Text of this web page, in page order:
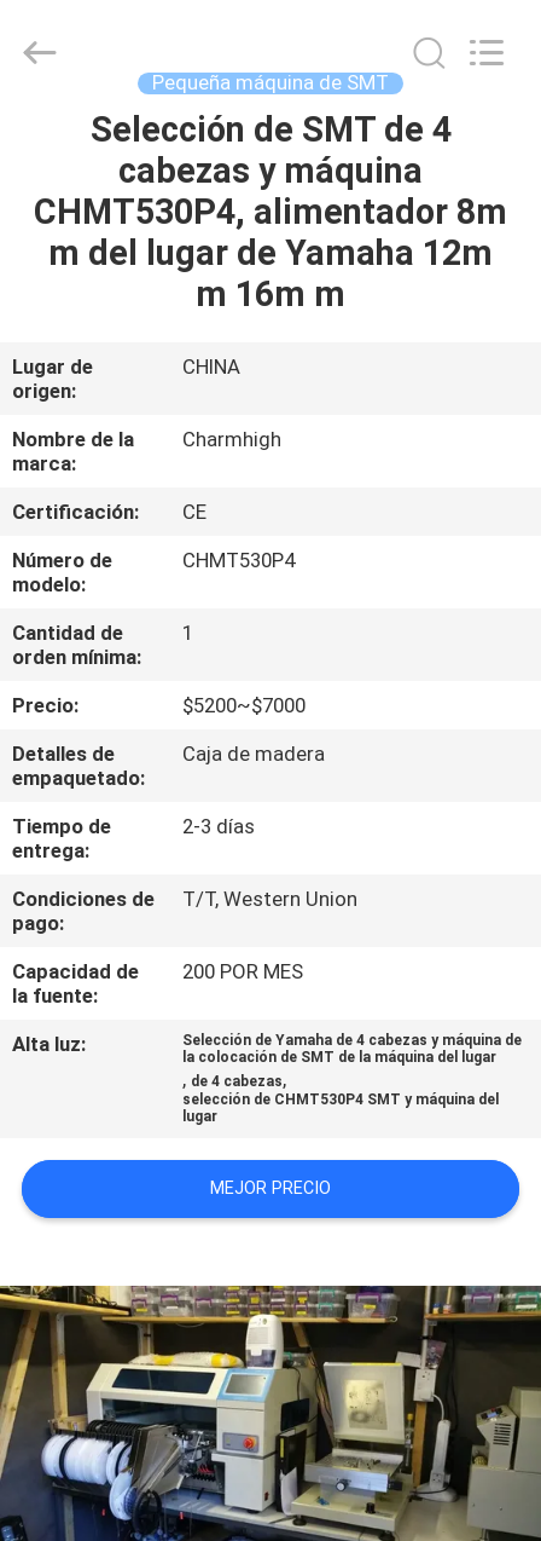
HOGAR
PRODUCTOS
SOBRE
NOSOTROS
VISITA
A
LA
FÁBRICA
CONTROL
DE
CALIDAD
CON
NOSOTROS
NOTICIAS
ON
LINE
MAPA
DEL
SITIO
POLÍTICA
DE
PRIVACIDAD
CHARMHIGH
TECHNOLOGY
Pequeña máquina de SMT
Selección de SMT de 4
cabezas y máquina
CHMT530P4, alimentador 8m
m del lugar de Yamaha 12m
m 16m m
Lugar de
origen:
CHINA
Nombre de la
marca:
Charmhigh
Certificación:
CE
Número de
modelo:
CHMT530P4
Cantidad de
orden mínima:
1
Precio:
$5200~$7000
Detalles de
empaquetado:
Caja de madera
Tiempo de
entrega:
2-3 días
Condiciones de
pago:
T/T, Western Union
Capacidad de
la fuente:
200 POR MES
Alta luz:
Selección de Yamaha de 4 cabezas y máquina de
la colocación de SMT de la máquina del lugar
, de 4 cabezas,
selección de CHMT530P4 SMT y máquina del
lugar
MEJOR PRECIO